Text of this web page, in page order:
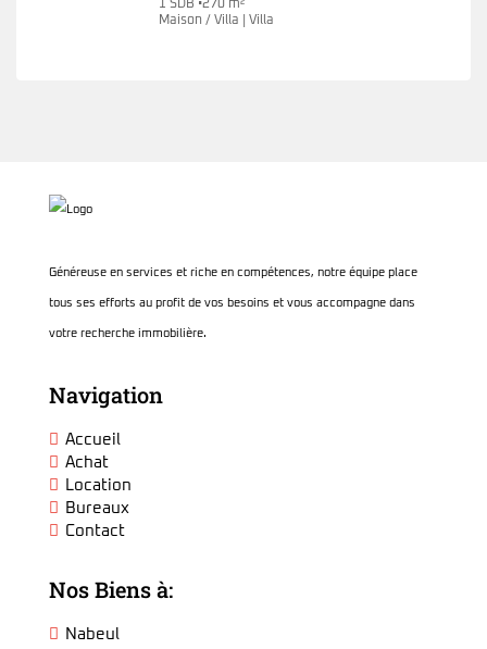
1 SDB •270 m²
Maison / Villa | Villa
Généreuse en services et riche en compétences, notre équipe place
tous ses efforts au profit de vos besoins et vous accompagne dans
votre recherche immobilière.
Navigation
Accueil
Achat
Location
Bureaux
Contact
Nos Biens à:
Nabeul